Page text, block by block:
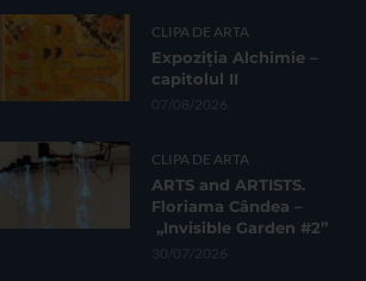
CLIPA DE ARTA
Expoziția Alchimie –
capitolul II
07/08/2026
CLIPA DE ARTA
ARTS and ARTISTS.
Floriama Cândea –
„Invisible Garden #2”
30/07/2026